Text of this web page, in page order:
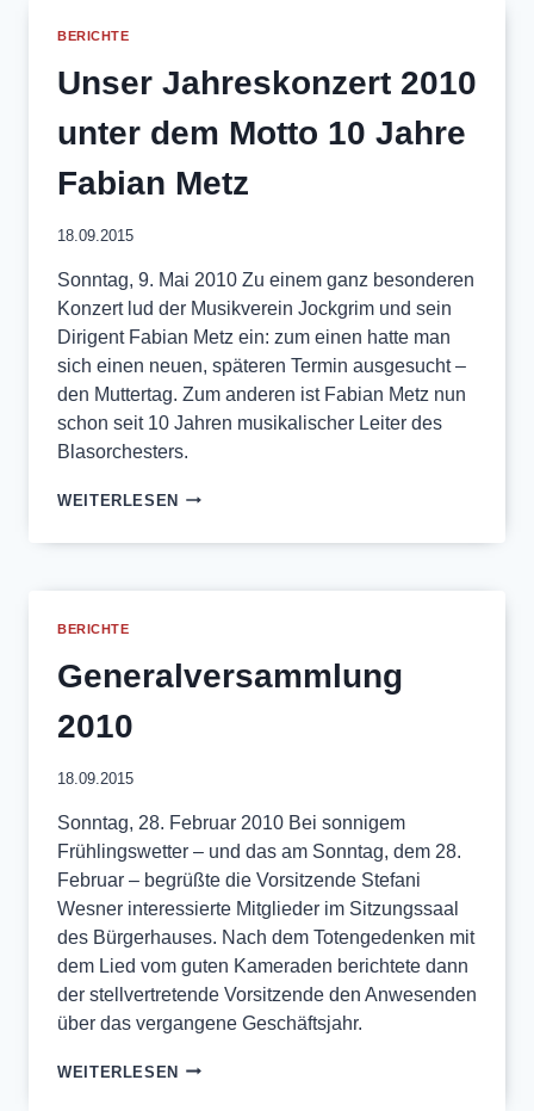
BERICHTE
Unser Jahreskonzert 2010
unter dem Motto 10 Jahre
Fabian Metz
18.09.2015
Sonntag, 9. Mai 2010 Zu einem ganz besonderen
Konzert lud der Musikverein Jockgrim und sein
Dirigent Fabian Metz ein: zum einen hatte man
sich einen neuen, späteren Termin ausgesucht –
den Muttertag. Zum anderen ist Fabian Metz nun
schon seit 10 Jahren musikalischer Leiter des
Blasorchesters.
WEITERLESEN UNSER
2010
FABIAN
BERICHTE
Generalversammlung
2010
18.09.2015
Sonntag, 28. Februar 2010 Bei sonnigem
Frühlingswetter – und das am Sonntag, dem 28.
Februar – begrüßte die Vorsitzende Stefani
Wesner interessierte Mitglieder im Sitzungssaal
des Bürgerhauses. Nach dem Totengedenken mit
dem Lied vom guten Kameraden berichtete dann
der stellvertretende Vorsitzende den Anwesenden
über das vergangene Geschäftsjahr.
WEITERLESEN GENERALVERSAMMLUNG